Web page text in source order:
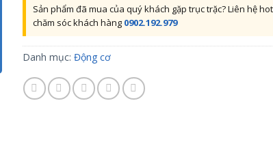
Sản phẩm đã mua của quý khách gặp trục trặc? Liên hệ
chăm sóc khách hàng 0902.192.979
Danh mục: Động cơ